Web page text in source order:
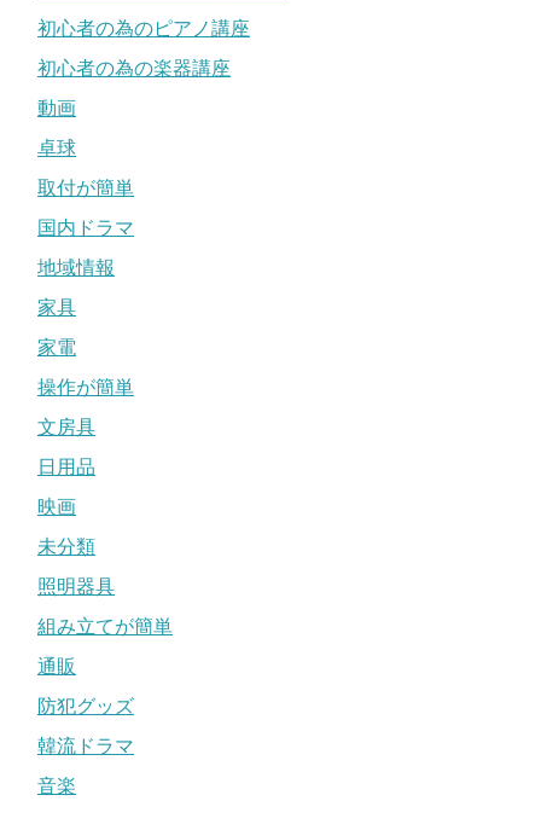
初心者の為のピアノ講座
初心者の為の楽器講座
動画
卓球
取付が簡単
国内ドラマ
地域情報
家具
家電
操作が簡単
文房具
日用品
映画
未分類
照明器具
組み立てが簡単
通販
防犯グッズ
韓流ドラマ
音楽